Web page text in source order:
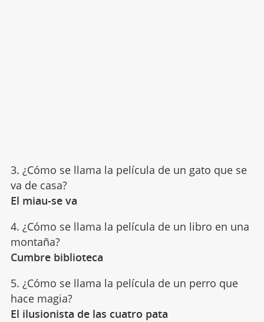
3. ¿Cómo se llama la película de un gato que se
va de casa?
El miau-se va
4. ¿Cómo se llama la película de un libro en una
montaña?
Cumbre biblioteca
5. ¿Cómo se llama la película de un perro que
hace magia?
El ilusionista de las cuatro pata